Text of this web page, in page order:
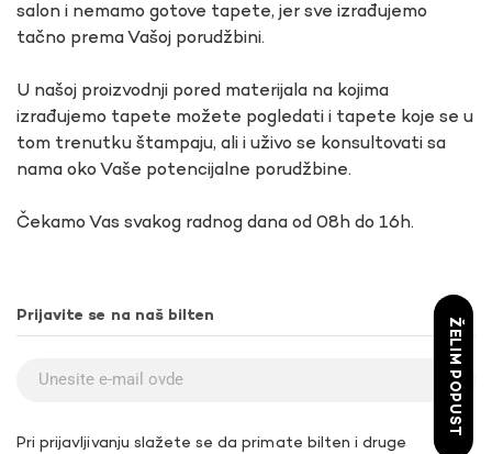
salon i nemamo gotove tapete, jer sve izrađujemo
tačno prema Vašoj porudžbini.
U našoj proizvodnji pored materijala na kojima
izrađujemo tapete možete pogledati i tapete koje se u
tom trenutku štampaju, ali i uživo se konsultovati sa
nama oko Vaše potencijalne porudžbine.
Čekamo Vas svakog radnog dana od 08h do 16h.
Prijavite se na naš bilten
Pri prijavljivanju slažete se da primate bilten i druge
ŽELIM POPUST